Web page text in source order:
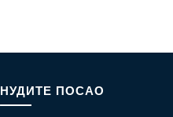
НУДИТЕ ПОСАО